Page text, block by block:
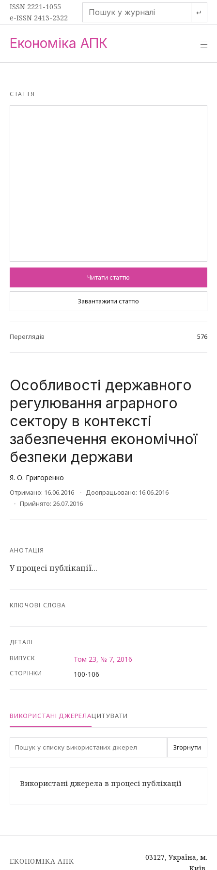
ISSN 2221-1055
e-ISSN 2413-2322
↵
Економіка АПК —
—
—
СТАТТЯ
Читати статтю
Завантажити статтю
Переглядів 576
Особливості державного
регулювання аграрного
сектору в контексті
забезпечення економічної
безпеки держави
Я. О. Григоренко
Отримано: 16.06.2016
Доопрацьовано: 16.06.2016
Прийнято: 26.07.2016
АНОТАЦІЯ
У процесі публікації...
КЛЮЧОВІ СЛОВА
ДЕТАЛІ
ВИПУСК
Том 23, № 7, 2016
СТОРІНКИ 100-106
ВИКОРИСТАНІ ДЖЕРЕЛАЦИТУВАТИ
Згорнути
Використані джерела в процесі публікації
ЕКОНОМІКА АПК
03127, Україна, м.